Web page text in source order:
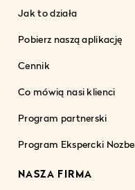
Jak to działa
Pobierz naszą aplikację
Cennik
Co mówią nasi klienci
Program partnerski
Program Ekspercki Nozbe
NASZA FIRMA